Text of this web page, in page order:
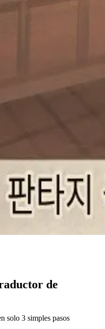
de
solo 3 simples pasos